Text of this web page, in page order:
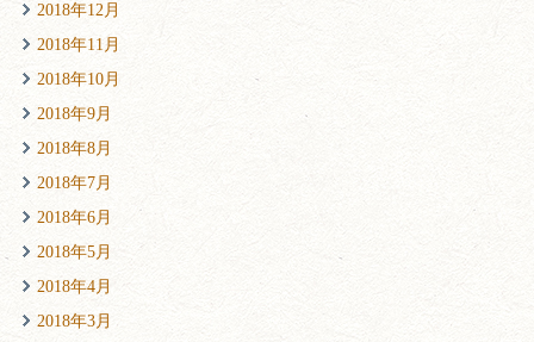
2018年12月
2018年11月
2018年10月
2018年9月
2018年8月
2018年7月
2018年6月
2018年5月
2018年4月
2018年3月